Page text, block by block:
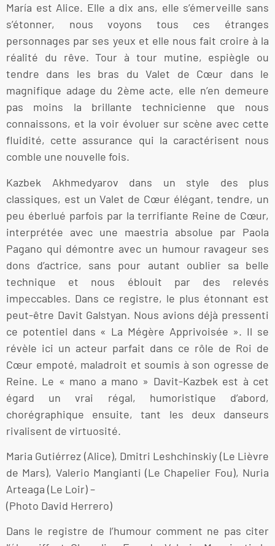
María est Alice. Elle a dix ans, elle s’émerveille sans
s’étonner, nous voyons tous ces étranges
personnages par ses yeux et elle nous fait croire à la
réalité du rêve. Tour à tour mutine, espiègle ou
tendre dans les bras du Valet de Cœur dans le
magnifique adage du 2ème acte, elle n’en demeure
pas moins la brillante technicienne que nous
connaissons, et la voir évoluer sur scène avec cette
fluidité, cette assurance qui la caractérisent nous
comble une nouvelle fois.
Kazbek Akhmedyarov dans un style des plus
classiques, est un Valet de Cœur élégant, tendre, un
peu éberlué parfois par la terrifiante Reine de Cœur,
interprétée avec une maestria absolue par Paola
Pagano qui démontre avec un humour ravageur ses
dons d’actrice, sans pour autant oublier sa belle
technique et nous éblouit par des relevés
impeccables. Dans ce registre, le plus étonnant est
peut-être Davit Galstyan. Nous avions déjà pressenti
ce potentiel dans « La Mégère Apprivoisée ». Il se
révèle ici un acteur parfait dans ce rôle de Roi de
Cœur empoté, maladroit et soumis à son ogresse de
Reine. Le « mano a mano » Davit-Kazbek est à cet
égard un vrai régal, humoristique d’abord,
chorégraphique ensuite, tant les deux danseurs
rivalisent de virtuosité.
Maria Gutiérrez (Alice), Dmitri Leshchinskiy (Le Lièvre
de Mars), Valerio Mangianti (Le Chapelier Fou), Nuria
Arteaga (Le Loir) –
(Photo David Herrero)
Dans le registre de l’humour comment ne pas citer